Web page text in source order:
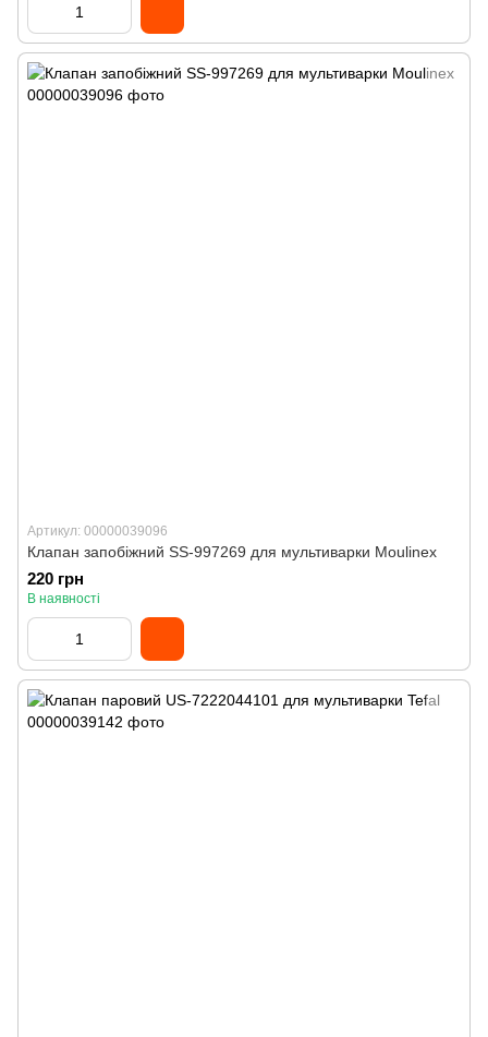
Артикул: 00000039096
Клапан запобіжний SS-997269 для мультиварки Moulinex
220 грн
В наявності